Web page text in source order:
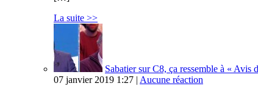
La suite >>
Sabatier sur C8, ça ressemble à « Avis
07 janvier 2019 1:27 | Aucune réaction